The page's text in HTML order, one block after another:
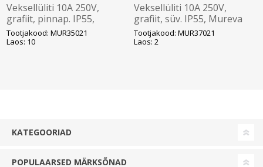
Veksellüliti 10A 250V,
grafiit, pinnap. IP55,
Mureva
Tootjakood: MUR35021
Laos: 10
Veksellüliti 10A 250V,
grafiit, süv. IP55, Mureva
Tootjakood: MUR37021
Laos: 2
KATEGOORIAD
POPULAARSED MÄRKSÕNAD